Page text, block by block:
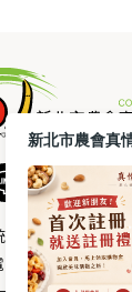
編：33378005
話：0800-666-
新北市農會真